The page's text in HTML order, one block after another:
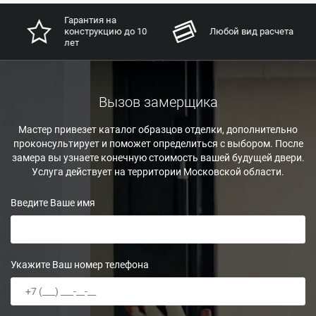
Гарантия на
конструкцию до 10
Любой вид расчета
Вызов замерщика
Мастер привезет каталог образцов отделки, дополнительно
проконсультирует и поможет определиться с выбором. После
замера вы узнаете конечную стоимость вашей будущей двери.
Услуга действует на территории Московской области.
Введите Ваше имя
Укажите Ваш номер телефона